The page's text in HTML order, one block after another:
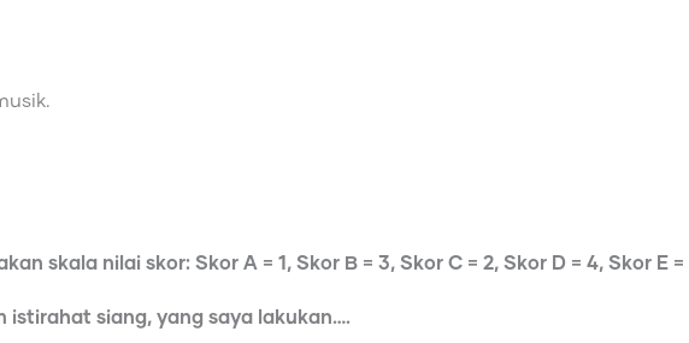
skala nilai skor: Skor A = 1, Skor B = 3, Skor C = 2, Skor D = 4, Skor E =
istirahat siang, yang saya lakukan….